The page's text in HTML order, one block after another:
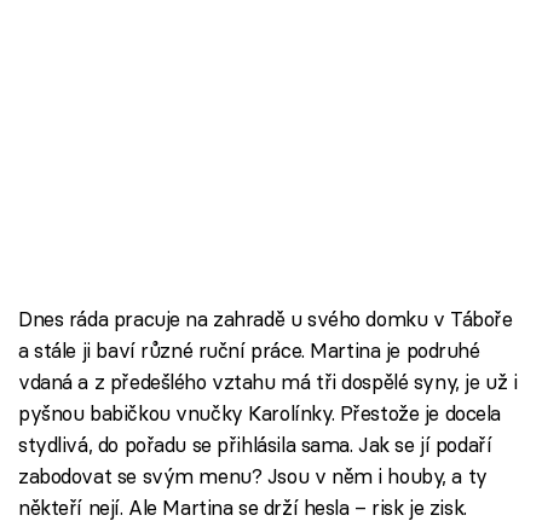
Dnes ráda pracuje na zahradě u svého domku v Táboře
a stále ji baví různé ruční práce. Martina je podruhé
vdaná a z předešlého vztahu má tři dospělé syny, je už i
pyšnou babičkou vnučky Karolínky. Přestože je docela
stydlivá, do pořadu se přihlásila sama. Jak se jí podaří
zabodovat se svým menu? Jsou v něm i houby, a ty
někteří nejí. Ale Martina se drží hesla – risk je zisk.